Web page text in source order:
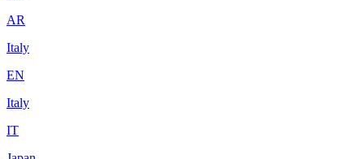
AR
Italy
EN
Italy
IT